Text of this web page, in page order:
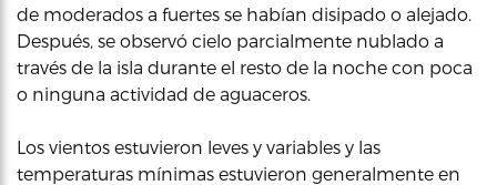
de moderados a fuertes se habían disipado o alejado.
Después, se observó cielo parcialmente nublado a
través de la isla durante el resto de la noche con poca
o ninguna actividad de aguaceros.
Los vientos estuvieron leves y variables y las
temperaturas mínimas estuvieron generalmente en